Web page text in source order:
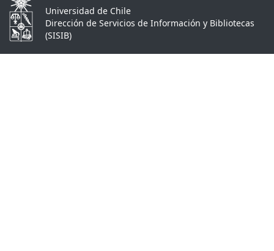
Universidad de Chile
Dirección de Servicios de Información y Bibliotecas
(SISIB)